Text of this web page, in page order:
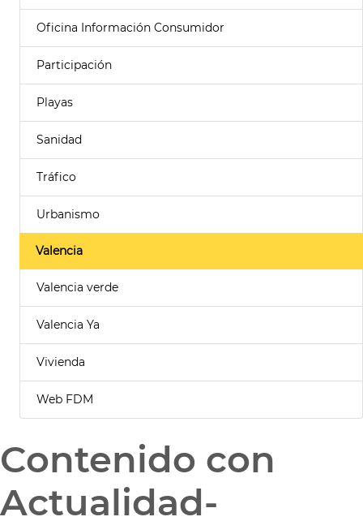
Oficina Información Consumidor
Participación
Playas
Sanidad
Tráfico
Urbanismo
Valencia
Valencia verde
Valencia Ya
Vivienda
Web FDM
Contenido con
Actualidad-